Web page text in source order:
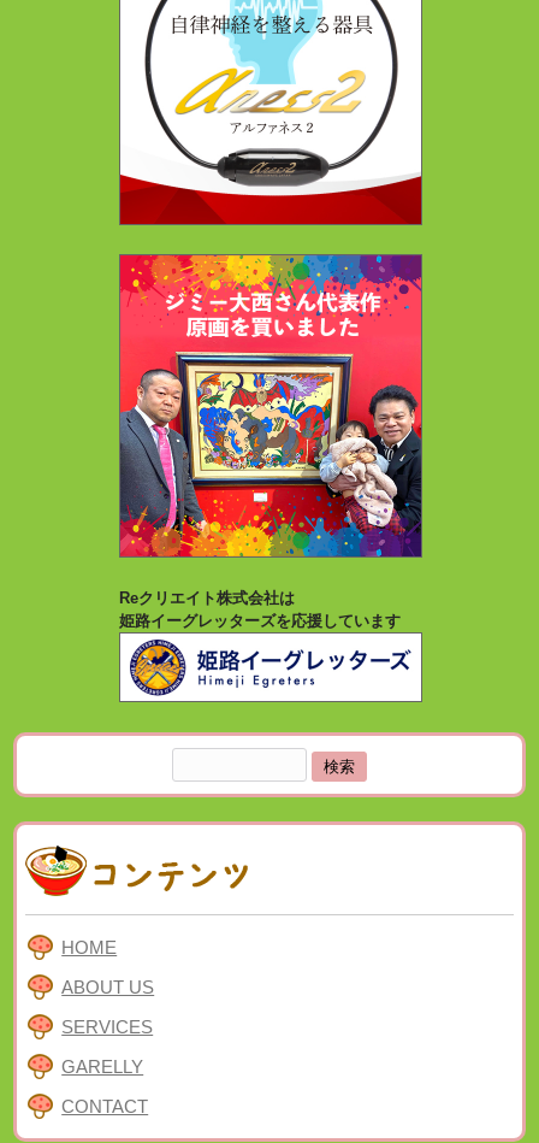
Reクリエイト株式会社は
姫路イーグレッターズを応援しています
索:
HOME
ABOUT US
SERVICES
GARELLY
CONTACT